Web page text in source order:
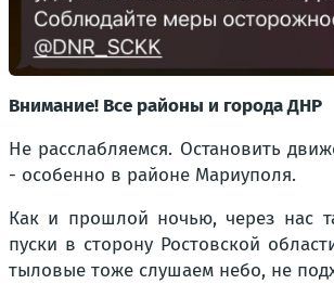
Внимание! Все районы и города ДНР
Не расслабляемся. Остановить
- особенно в районе Мариуполя.
Как и прошлой ночью, через нас
пуски в сторону Ростовской
тыловые тоже слушаем небо, не